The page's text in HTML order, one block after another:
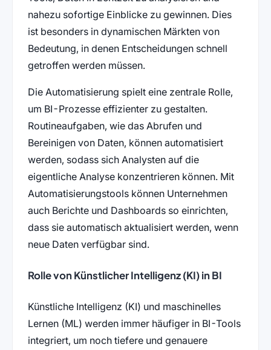
nahezu sofortige Einblicke zu gewinnen. Dies
ist besonders in dynamischen Märkten von
Bedeutung, in denen Entscheidungen schnell
getroffen werden müssen.
Die Automatisierung spielt eine zentrale Rolle,
um BI-Prozesse effizienter zu gestalten.
Routineaufgaben, wie das Abrufen und
Bereinigen von Daten, können automatisiert
werden, sodass sich Analysten auf die
eigentliche Analyse konzentrieren können. Mit
Automatisierungstools können Unternehmen
auch Berichte und Dashboards so einrichten,
dass sie automatisch aktualisiert werden, wenn
neue Daten verfügbar sind.
Rolle von Künstlicher Intelligenz (KI) in BI
Künstliche Intelligenz (KI) und maschinelles
Lernen (ML) werden immer häufiger in BI-Tools
integriert, um noch tiefere und genauere